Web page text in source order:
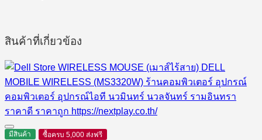
สินค้าที่เกี่ยวข้อง
มีสินค้า ซื้อครบ 5,000 ส่งฟรี